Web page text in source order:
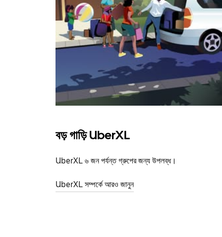
বড় গাড়ি UberXL
UberXL ৬ জন পর্যন্ত গ্রুপের জন্য উপলব্ধ।
UberXL সম্পর্কে আরও জানুন